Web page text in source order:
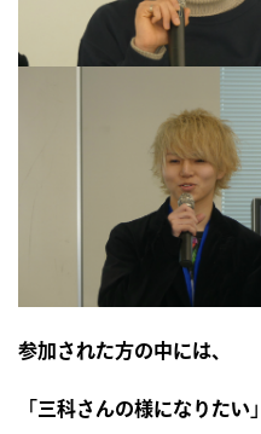
参加された方の中には、
「三科さんの様になりたい」